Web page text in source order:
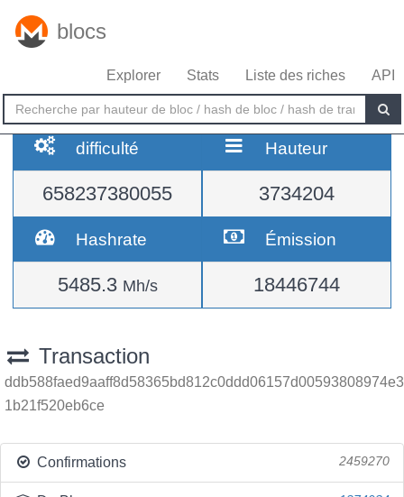
blocs
Explorer Stats Liste des riches API
difficulté
658237380055
Hauteur
3734204
Hashrate
5485.3 Mh/s
Émission
18446744
Transaction
ddb588faed9aaff8d58365bd812c0ddd06157d00593808974e3
1b21f520eb6ce
Confirmations 2459270